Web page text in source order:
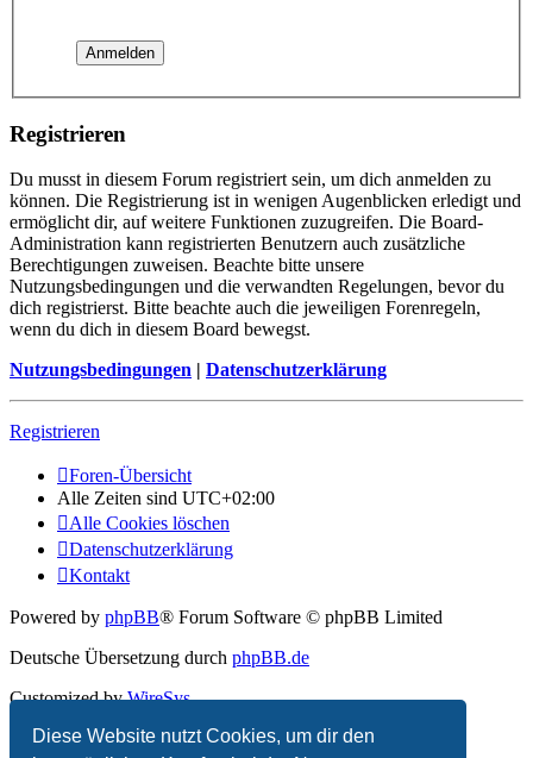
Diese Website nutzt Cookies, um dir den
Registrieren
Du musst in diesem Forum registriert sein, um dich anmelden zu
können. Die Registrierung ist in wenigen Augenblicken erledigt und
ermöglicht dir, auf weitere Funktionen zuzugreifen. Die Board-
Administration kann registrierten Benutzern auch zusätzliche
Berechtigungen zuweisen. Beachte bitte unsere
Nutzungsbedingungen und die verwandten Regelungen, bevor du
dich registrierst. Bitte beachte auch die jeweiligen Forenregeln,
wenn du dich in diesem Board bewegst.
Nutzungsbedingungen | Datenschutzerklärung
Registrieren
Foren-Übersicht
Alle Zeiten sind UTC+02:00
Alle Cookies löschen
Datenschutzerklärung
Kontakt
Powered by phpBB® Forum Software © phpBB Limited
Deutsche Übersetzung durch phpBB.de
Customized byWireSys
Datenschutz |Nutzungsbedingungen